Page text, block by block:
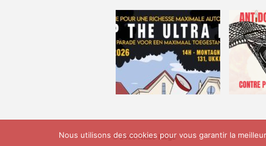
© 2026 Attac Liège
Nous utilisons des cookies pour vous garantir la